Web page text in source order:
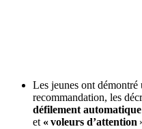
Les jeunes ont
recommandation, les
défilement automatique
et « voleurs d’attention